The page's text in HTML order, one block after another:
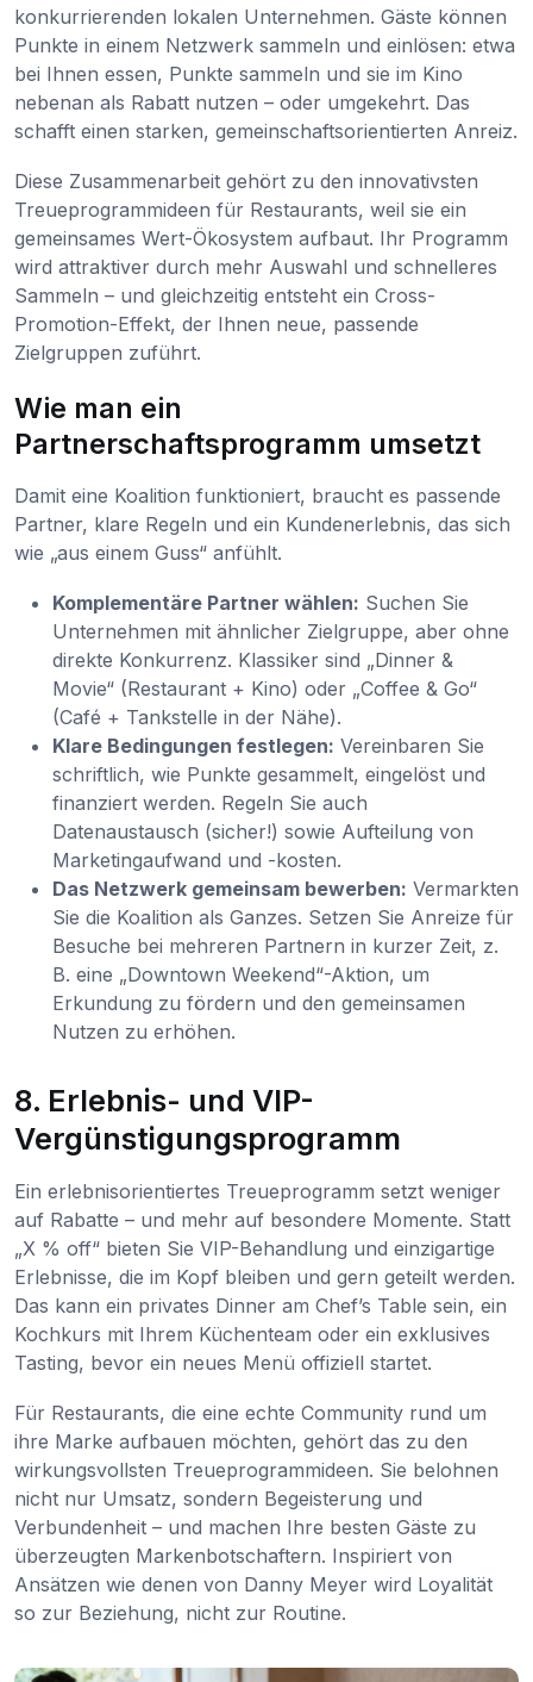
konkurrierenden lokalen Unternehmen. Gäste können
Punkte in einem Netzwerk sammeln und einlösen: etwa
bei Ihnen essen, Punkte sammeln und sie im Kino
nebenan als Rabatt nutzen – oder umgekehrt. Das
schafft einen starken, gemeinschaftsorientierten Anreiz.
Diese Zusammenarbeit gehört zu den innovativsten
Treueprogrammideen für Restaurants, weil sie ein
gemeinsames Wert-Ökosystem aufbaut. Ihr Programm
wird attraktiver durch mehr Auswahl und schnelleres
Sammeln – und gleichzeitig entsteht ein Cross-
Promotion-Effekt, der Ihnen neue, passende
Zielgruppen zuführt.
Wie man ein
Partnerschaftsprogramm umsetzt
Damit eine Koalition funktioniert, braucht es passende
Partner, klare Regeln und ein Kundenerlebnis, das sich
wie „aus einem Guss“ anfühlt.
Komplementäre Partner wählen: Suchen Sie
Unternehmen mit ähnlicher Zielgruppe, aber ohne
direkte Konkurrenz. Klassiker sind „Dinner &
Movie“ (Restaurant + Kino) oder „Coffee & Go“
(Café + Tankstelle in der Nähe).
Klare Bedingungen festlegen: Vereinbaren Sie
schriftlich, wie Punkte gesammelt, eingelöst und
finanziert werden. Regeln Sie auch
Datenaustausch (sicher!) sowie Aufteilung von
Marketingaufwand und -kosten.
Das Netzwerk gemeinsam bewerben: Vermarkten
Sie die Koalition als Ganzes. Setzen Sie Anreize für
Besuche bei mehreren Partnern in kurzer Zeit, z.
B. eine „Downtown Weekend“-Aktion, um
Erkundung zu fördern und den gemeinsamen
Nutzen zu erhöhen.
8. Erlebnis- und VIP-
Vergünstigungsprogramm
Ein erlebnisorientiertes Treueprogramm setzt weniger
auf Rabatte – und mehr auf besondere Momente. Statt
„X % off“ bieten Sie VIP-Behandlung und einzigartige
Erlebnisse, die im Kopf bleiben und gern geteilt werden.
Das kann ein privates Dinner am Chef’s Table sein, ein
Kochkurs mit Ihrem Küchenteam oder ein exklusives
Tasting, bevor ein neues Menü offiziell startet.
Für Restaurants, die eine echte Community rund um
ihre Marke aufbauen möchten, gehört das zu den
wirkungsvollsten Treueprogrammideen. Sie belohnen
nicht nur Umsatz, sondern Begeisterung und
Verbundenheit – und machen Ihre besten Gäste zu
überzeugten Markenbotschaftern. Inspiriert von
Ansätzen wie denen von Danny Meyer wird Loyalität
so zur Beziehung, nicht zur Routine.